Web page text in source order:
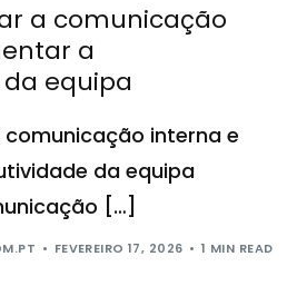
a comunicação
a
equipa
interna e
da equipa
[…]
FEVEREIRO 17, 2026 1 MIN READ